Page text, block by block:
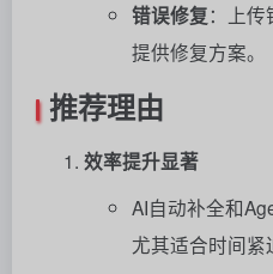
错误修复：上
提供修复方案。
推荐理由
效率提升显著
AI自动补全和
尤其适合时间紧